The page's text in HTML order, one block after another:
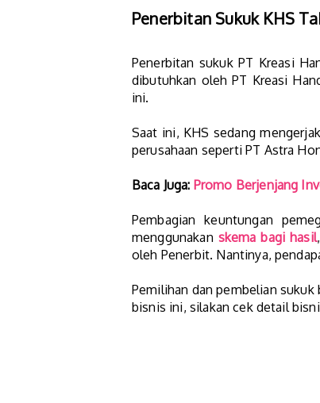
Penerbitan Sukuk KHS
Penerbitan sukuk PT Kreasi
dibutuhkan oleh PT Kreasi
ini.
Saat ini, KHS sedang
perusahaan seperti PT Astra
Baca Juga: Promo Berjenjang
Pembagian keuntungan
menggunakan skema bagi hasil
oleh Penerbit. Nantinya,
Pemilihan dan pembelian
bisnis ini, silakan cek detail